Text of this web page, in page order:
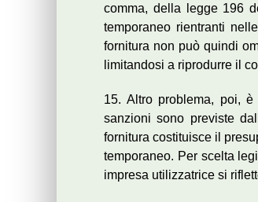
comma, della legge 196
temporaneo rientranti
fornitura non può quindi
limitandosi a riprodurre il
15. Altro problema, poi,
sanzioni sono previste
fornitura costituisce il
temporaneo. Per scelta
impresa utilizzatrice si